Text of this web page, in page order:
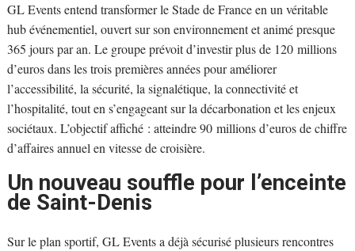
GL Events entend transformer le Stade de France en un véritable
hub événementiel, ouvert sur son environnement et animé presque
365 jours par an. Le groupe prévoit d’investir plus de 120 millions
d’euros dans les trois premières années pour améliorer
l’accessibilité, la sécurité, la signalétique, la connectivité et
l’hospitalité, tout en s’engageant sur la décarbonation et les enjeux
sociétaux. L’objectif affiché : atteindre 90 millions d’euros de chiffre
d’affaires annuel en vitesse de croisière.
Un nouveau souffle pour l’enceinte
de Saint-Denis
Sur le plan sportif, GL Events a déjà sécurisé plusieurs rencontres